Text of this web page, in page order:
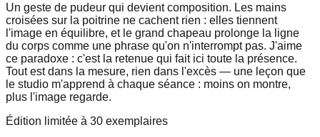
Un geste de pudeur qui devient composition. Les mains
croisées sur la poitrine ne cachent rien : elles tiennent
l'image en équilibre, et le grand chapeau prolonge la ligne
du corps comme une phrase qu'on n'interrompt pas. J'aime
ce paradoxe : c'est la retenue qui fait ici toute la présence.
Tout est dans la mesure, rien dans l'excès — une leçon que
le studio m'apprend à chaque séance : moins on montre,
plus l'image regarde.
Édition limitée à 30 exemplaires